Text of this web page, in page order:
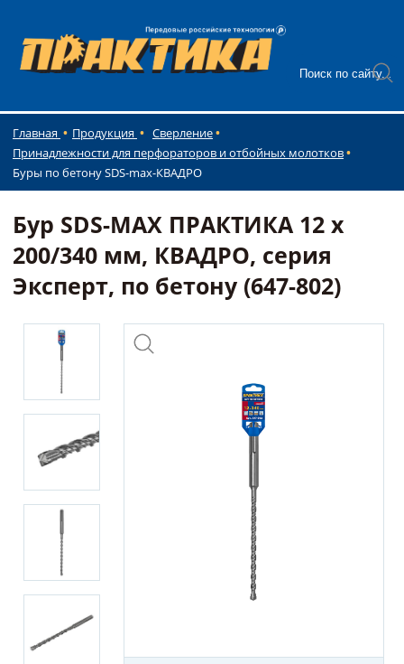
Главная Продукция
Сверление
Принадлежности для перфораторов и отбойных молотков
Буры по бетону SDS-max-КВАДРО
Бур SDS-MAX ПРАКТИКА 12 х
200/340 мм, КВАДРО, серия
Эксперт, по бетону (647-802)